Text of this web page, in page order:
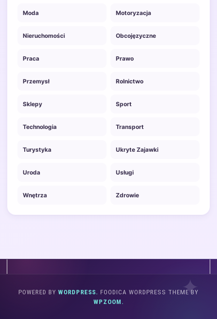
Moda Motoryzacja
Nieruchomości Obcojęzyczne
Praca Prawo
Przemysł Rolnictwo
Sklepy Sport
Technologia Transport
Turystyka Ukryte Zajawki
Uroda Usługi
Wnętrza Zdrowie
POWERED BY WORDPRESS. FOODICA WORDPRESS THEME BY
WPZOOM.